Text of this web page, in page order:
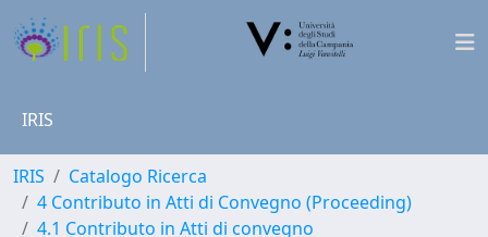
IRIS
IRIS
Catalogo Ricerca
4 Contributo in Atti di Convegno (Proceeding)
4.1 Contributo in Atti di convegno